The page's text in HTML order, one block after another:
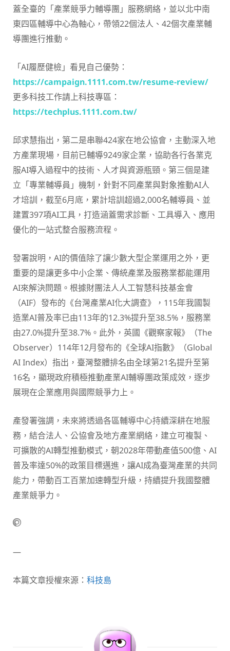
蓋全臺的「產業競爭力輔導團」服務網絡，並以北中南
東四區輔導中心為軸心，帶領22個法人、42個次產業輔
導團進行推動。
「AI履歷健檢」看見自己優勢：
https://campaign.1111.com.tw/resume-review/
更多科技工作請上科技專區：
https://techplus.1111.com.tw/
邱求慧指出，第二是串聯424家在地公協會，主動深入地
方產業現場，目前已輔導9249家企業，協助各行各業克
服AI導入過程中的技術、人才與資源瓶頸。第三個是建
立「專業輔導員」機制，針對不同產業與對象推動AI人
才培訓，截至6月底，累計培訓超過2,000名輔導員、並
建置397項AI工具，打造涵蓋需求診斷、工具導入、應用
優化的一站式整合服務流程。
發署說明，AI的價值除了讓少數大型企業運用之外，更
重要的是讓更多中小企業、傳統產業及服務業都能運用
AI來解決問題。根據財團法人人工智慧科技基金會
（AIF）發布的《台灣產業AI化大調查》，115年我國製
造業AI普及率已由113年的12.3%提升至38.5%，服務業
由27.0%提升至38.7%。此外，英國《觀察家報》（The
Observer）114年12月發布的《全球AI指數》（Global
AI Index）指出，臺灣整體排名由全球第21名提升至第
16名，顯現政府積極推動產業AI輔導團政策成效，逐步
展現在企業應用與國際競爭力上。
產發署強調，未來將透過各區輔導中心持續深耕在地服
務，結合法人、公協會及地方產業網絡，建立可複製、
可擴散的AI轉型推動模式，朝2028年帶動產值500億、AI
普及率達50%的政策目標邁進，讓AI成為臺灣產業的共同
能力，帶動百工百業加速轉型升級，持續提升我國整體
產業競爭力。
—
本篇文章授權來源： 科技島